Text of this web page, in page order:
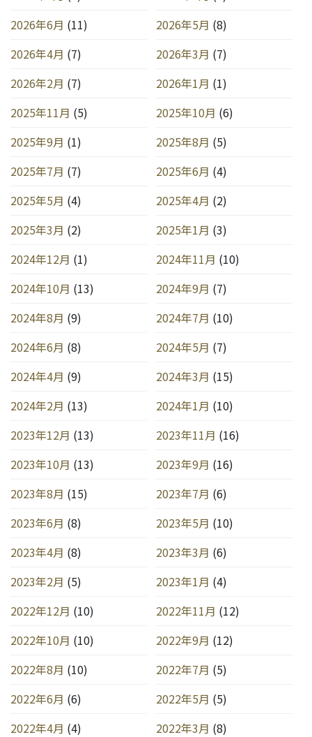
2026年6月 (11) 2026年5月 (8)
2026年4月 (7) 2026年3月 (7)
2026年2月 (7) 2026年1月 (1)
2025年11月 (5) 2025年10月 (6)
2025年9月 (1) 2025年8月 (5)
2025年7月 (7) 2025年6月 (4)
2025年5月 (4) 2025年4月 (2)
2025年3月 (2) 2025年1月 (3)
2024年12月 (1) 2024年11月 (10)
2024年10月 (13) 2024年9月 (7)
2024年8月 (9) 2024年7月 (10)
2024年6月 (8) 2024年5月 (7)
2024年4月 (9) 2024年3月 (15)
2024年2月 (13) 2024年1月 (10)
2023年12月 (13) 2023年11月 (16)
2023年10月 (13) 2023年9月 (16)
2023年8月 (15) 2023年7月 (6)
2023年6月 (8) 2023年5月 (10)
2023年4月 (8) 2023年3月 (6)
2023年2月 (5) 2023年1月 (4)
2022年12月 (10) 2022年11月 (12)
2022年10月 (10) 2022年9月 (12)
2022年8月 (10) 2022年7月 (5)
2022年6月 (6) 2022年5月 (5)
2022年4月 (4) 2022年3月 (8)